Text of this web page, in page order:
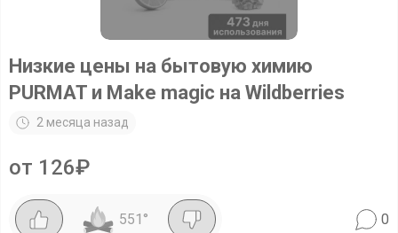
Низкие цены на бытовую химию
PURMAT и Make magic на Wildberries
2 месяца назад
от 126₽
551 ° 0